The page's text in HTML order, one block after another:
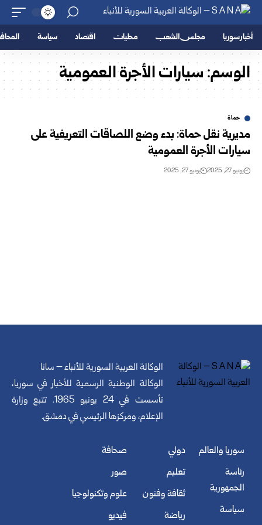
أخبار سوريا مجلس الشعب محليات اقتصاد سياسة
الوسم:سيارات الأجرة العمومية
حماة
مديرية نقل حماة: بدء وضع اللصاقات التعريفية على
سيارات الأجرة العمومية
يونيو 27, 2025 يونيو 27, 2025
الوكالة العربية السورية للأنباء – سانا
الوكالة الوطنية الرسمية للأخبار في سوريا،
تأسست في 24 يونيو 1965. تتبع وزارة
الإعلام، ومركزها الرئيسي في دمشق.
سوريا والعالم
رئاسة
الجمهورية
سياسة
دولي
تعليم
ثقافة وفنون
رياضة
صحافة
صور
علوم وتكنولوجيا
فيديو